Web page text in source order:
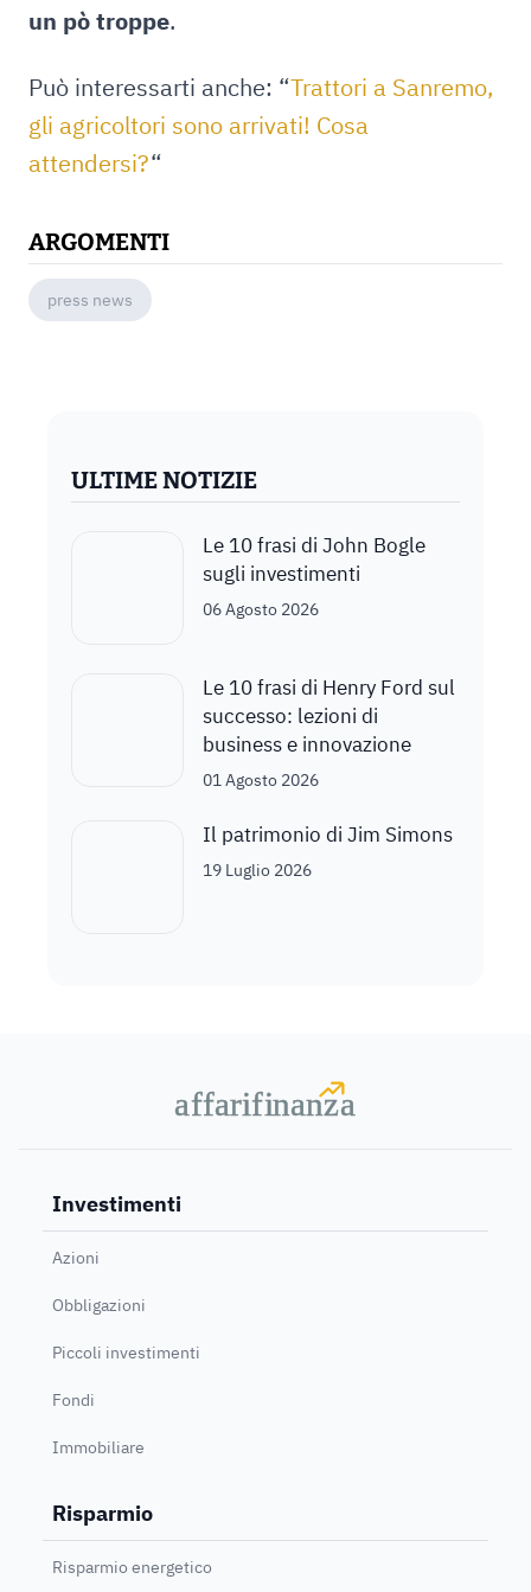
un pò troppe.
Può interessarti anche: “Trattori a Sanremo,
gli agricoltori sono arrivati! Cosa
attendersi?“
ARGOMENTI
press news
ULTIME NOTIZIE
Le 10 frasi di John Bogle
sugli investimenti
06 Agosto 2026
Le 10 frasi di Henry Ford sul
successo: lezioni di
business e innovazione
01 Agosto 2026
Il patrimonio di Jim Simons
19 Luglio 2026
affarifinanza
affarifinanza
Investimenti
Azioni
Obbligazioni
Piccoli investimenti
Fondi
Immobiliare
Risparmio
Risparmio energetico